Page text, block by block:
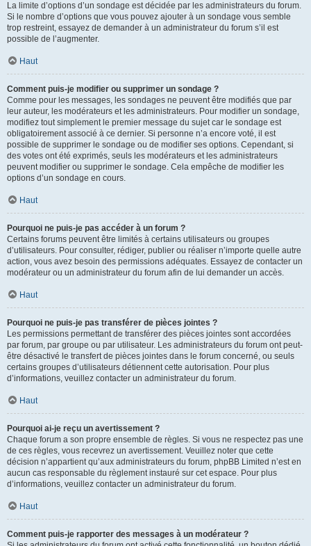
La limite d’options d’un sondage est décidée par les administrateurs du forum.
Si le nombre d’options que vous pouvez ajouter à un sondage vous semble
trop restreint, essayez de demander à un administrateur du forum s’il est
possible de l’augmenter.
Haut
Comment puis-je modifier ou supprimer un sondage ?
Comme pour les messages, les sondages ne peuvent être modifiés que par
leur auteur, les modérateurs et les administrateurs. Pour modifier un sondage,
modifiez tout simplement le premier message du sujet car le sondage est
obligatoirement associé à ce dernier. Si personne n’a encore voté, il est
possible de supprimer le sondage ou de modifier ses options. Cependant, si
des votes ont été exprimés, seuls les modérateurs et les administrateurs
peuvent modifier ou supprimer le sondage. Cela empêche de modifier les
options d’un sondage en cours.
Haut
Pourquoi ne puis-je pas accéder à un forum ?
Certains forums peuvent être limités à certains utilisateurs ou groupes
d’utilisateurs. Pour consulter, rédiger, publier ou réaliser n’importe quelle autre
action, vous avez besoin des permissions adéquates. Essayez de contacter un
modérateur ou un administrateur du forum afin de lui demander un accès.
Haut
Pourquoi ne puis-je pas transférer de pièces jointes ?
Les permissions permettant de transférer des pièces jointes sont accordées
par forum, par groupe ou par utilisateur. Les administrateurs du forum ont peut-
être désactivé le transfert de pièces jointes dans le forum concerné, ou seuls
certains groupes d’utilisateurs détiennent cette autorisation. Pour plus
d’informations, veuillez contacter un administrateur du forum.
Haut
Pourquoi ai-je reçu un avertissement ?
Chaque forum a son propre ensemble de règles. Si vous ne respectez pas une
de ces règles, vous recevrez un avertissement. Veuillez noter que cette
décision n’appartient qu’aux administrateurs du forum, phpBB Limited n’est en
aucun cas responsable du règlement instauré sur cet espace. Pour plus
d’informations, veuillez contacter un administrateur du forum.
Haut
Comment puis-je rapporter des messages à un modérateur ?